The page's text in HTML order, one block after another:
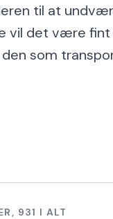
til at
vil det være
som
, 931 I ALT